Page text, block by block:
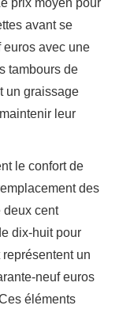
avant se
euros avec une
tambours de
un graissage
leur
le confort de
des
deux cent
dix-huit pour
un
neuf euros
éléments